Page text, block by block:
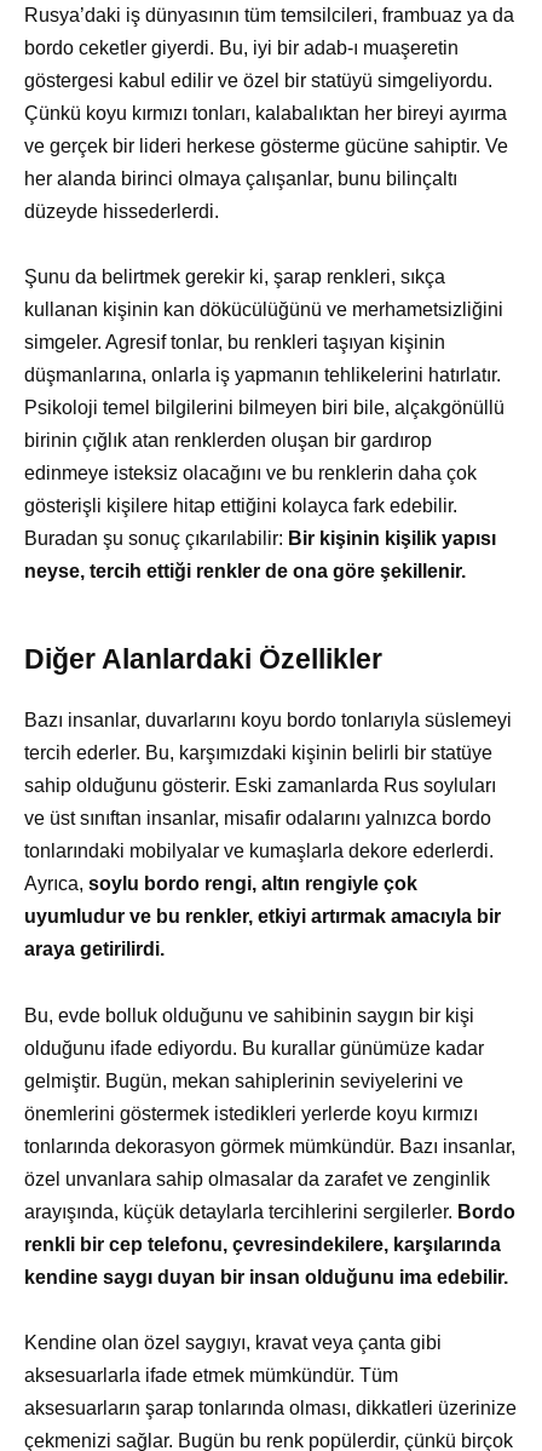
Rusya’daki iş dünyasının tüm temsilcileri, frambuaz ya da
bordo ceketler giyerdi. Bu, iyi bir adab-ı muaşeretin
göstergesi kabul edilir ve özel bir statüyü simgeliyordu.
Çünkü koyu kırmızı tonları, kalabalıktan her bireyi ayırma
ve gerçek bir lideri herkese gösterme gücüne sahiptir. Ve
her alanda birinci olmaya çalışanlar, bunu bilinçaltı
düzeyde hissederlerdi.
Şunu da belirtmek gerekir ki, şarap renkleri, sıkça
kullanan kişinin kan dökücülüğünü ve merhametsizliğini
simgeler. Agresif tonlar, bu renkleri taşıyan kişinin
düşmanlarına, onlarla iş yapmanın tehlikelerini hatırlatır.
Psikoloji temel bilgilerini bilmeyen biri bile, alçakgönüllü
birinin çığlık atan renklerden oluşan bir gardırop
edinmeye isteksiz olacağını ve bu renklerin daha çok
gösterişli kişilere hitap ettiğini kolayca fark edebilir.
Buradan şu sonuç çıkarılabilir: Bir kişinin kişilik yapısı
neyse, tercih ettiği renkler de ona göre şekillenir.
Diğer Alanlardaki Özellikler
Bazı insanlar, duvarlarını koyu bordo tonlarıyla süslemeyi
tercih ederler. Bu, karşımızdaki kişinin belirli bir statüye
sahip olduğunu gösterir. Eski zamanlarda Rus soyluları
ve üst sınıftan insanlar, misafir odalarını yalnızca bordo
tonlarındaki mobilyalar ve kumaşlarla dekore ederlerdi.
Ayrıca, soylu bordo rengi, altın rengiyle çok
uyumludur ve bu renkler, etkiyi artırmak amacıyla bir
araya getirilirdi.
Bu, evde bolluk olduğunu ve sahibinin saygın bir kişi
olduğunu ifade ediyordu. Bu kurallar günümüze kadar
gelmiştir. Bugün, mekan sahiplerinin seviyelerini ve
önemlerini göstermek istedikleri yerlerde koyu kırmızı
tonlarında dekorasyon görmek mümkündür. Bazı insanlar,
özel unvanlara sahip olmasalar da zarafet ve zenginlik
arayışında, küçük detaylarla tercihlerini sergilerler. Bordo
renkli bir cep telefonu, çevresindekilere, karşılarında
kendine saygı duyan bir insan olduğunu ima edebilir.
Kendine olan özel saygıyı, kravat veya çanta gibi
aksesuarlarla ifade etmek mümkündür. Tüm
aksesuarların şarap tonlarında olması, dikkatleri üzerinize
çekmenizi sağlar. Bugün bu renk popülerdir, çünkü birçok